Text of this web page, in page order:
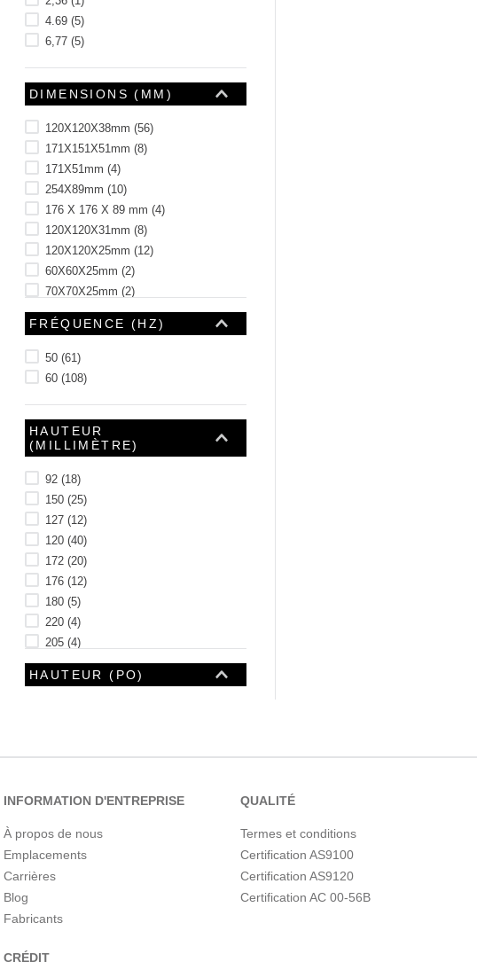
4.69 (5)
6,77 (5)
DIMENSIONS (MM)
120X120X38mm (56)
171X151X51mm (8)
171X51mm (4)
254X89mm (10)
176 X 176 X 89 mm (4)
120X120X31mm (8)
120X120X25mm (12)
60X60X25mm (2)
70X70X25mm (2)
80X80X25mm (6)
Voir 3 plus
FRÉQUENCE (HZ)
50 (61)
60 (108)
HAUTEUR
(MILLIMÈTRE)
92 (18)
150 (25)
127 (12)
120 (40)
172 (20)
176 (12)
180 (5)
220 (4)
205 (4)
80 (18)
Voir 3 plus
HAUTEUR (PO)
(POUCES)
INFORMATION D'ENTREPRISE
À propos de nous
Emplacements
Carrières
Blog
Fabricants
QUALITÉ
Termes et conditions
Certification AS9100
Certification AS9120
Certification AC 00-56B
CRÉDIT